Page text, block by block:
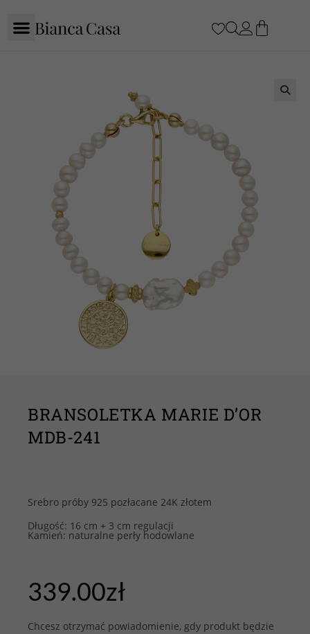
BRANSOLETKA MARIE D’OR
MDB-241
Srebro próby 925 pozłacane 24K złotem
Długość: 16 cm + 3 cm regulacji
Kamień: naturalne perły hodowlane
339.00zł
Chcesz otrzymać powiadomienie, gdy produkt będzie